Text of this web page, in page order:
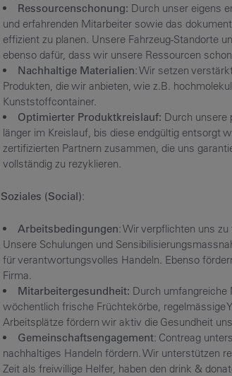
Ressourcenschonung: Durch unser eigens
und erfahrenden Mitarbeiter sowie das
effizient zu planen. Unsere Fahrzeug-Standorte
ebenso dafür, dass wir unsere Ressourcen
Nachhaltige Materialien: Wir setzen
Produkten, die wir anbieten, wie z.B.
Kunststoffcontainer.
Optimierter Produktkreislauf: Durch unsere
länger im Kreislauf, bis diese endgültig entsorgt
zertifizierten Partnern zusammen, die uns
vollständig zu rezyklieren.
Soziales (Social):
Arbeitsbedingungen: Wir verpflichten uns
Unsere Schulungen und
für verantwortungsvolles Handeln. Ebenso
Firma.
Mitarbeitergesundheit: Durch
wöchentlich frische Früchtekörbe, regelmässige
Arbeitsplätze fördern wir aktiv die Gesundheit
Gemeinschaftsengagement: Contreag
nachhaltiges Handeln fördern. Wir unterstützen
Zeit als freiwillige Helfer, haben den drink &